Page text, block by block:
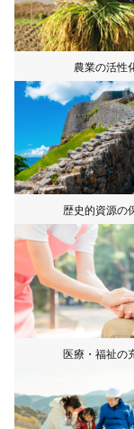
農業の活性
歴史的資源の
医療・福祉の